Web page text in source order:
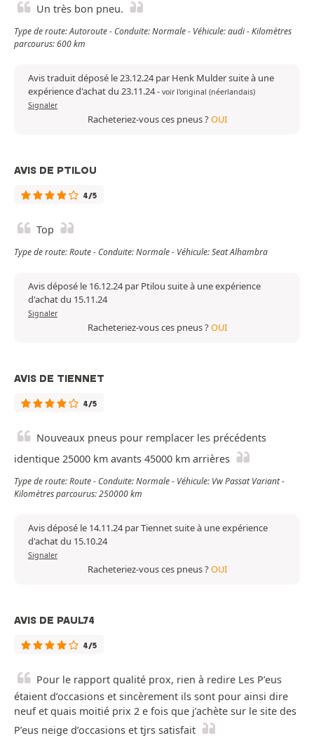
Un très bon pneu.
Type de route: Autoroute - Conduite: Normale - Véhicule: audi - Kilomètres
parcourus: 600 km
Avis traduit déposé le 23.12.24 par Henk Mulder suite à une
expérience d'achat du 23.11.24- voir l'original (néerlandais)
Signaler
Racheteriez-vous ces pneus ?OUI
AVIS DE PTILOU
4/5
Top
Type de route: Route - Conduite: Normale - Véhicule: Seat Alhambra
Avis déposé le 16.12.24 par Ptilou suite à une expérience
d'achat du 15.11.24
Signaler
Racheteriez-vous ces pneus ?OUI
AVIS DE TIENNET
4/5
Nouveaux pneus pour remplacer les précédents
identique 25000 km avants 45000 km arrières
Type de route: Route - Conduite: Normale - Véhicule: Vw Passat Variant -
Kilomètres parcourus: 250000 km
Avis déposé le 14.11.24 par Tiennet suite à une expérience
d'achat du 15.10.24
Signaler
Racheteriez-vous ces pneus ?OUI
AVIS DE PAUL74
4/5
Pour le rapport qualité prox, rien à redire Les P’eus
étaient d’occasions et sincèrement ils sont pour ainsi dire
neuf et quais moitié prix 2 e fois que j’achète sur le site des
P’eus neige d’occasions et tjrs satisfait